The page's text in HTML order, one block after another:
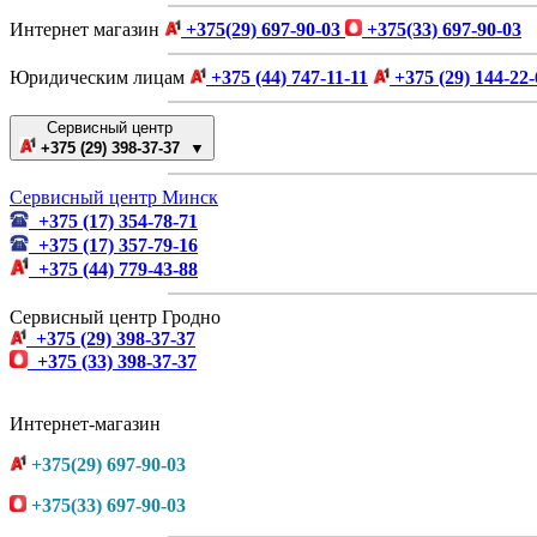
Интернет магазин +375(29) 697-90-03 +375(33) 697-90-03
Юридическим лицам +375 (44) 747-11-11 +375 (29) 144-
Сервисный центр
+375 (29) 398-37-37 ▼
Сервисный центр Минск
+375 (17) 354-78-71
+375 (17) 357-79-16
+375 (44) 779-43-88
Сервисный центр Гродно
+375 (29) 398-37-37
+375 (33) 398-37-37
Интернет-магазин
+375(29) 697-90-03
+375(33) 697-90-03